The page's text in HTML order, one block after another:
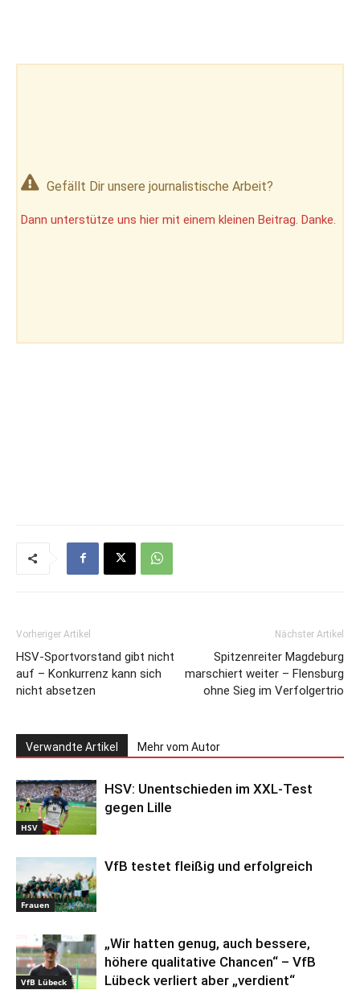
Gefällt Dir unsere journalistische Arbeit?
Dann unterstütze uns hier mit einem kleinen Beitrag. Danke.
Vorheriger Artikel
HSV-Sportvorstand gibt nicht
auf – Konkurrenz kann sich
nicht absetzen
Nächster Artikel
Spitzenreiter Magdeburg
marschiert weiter – Flensburg
ohne Sieg im Verfolgertrio
Verwandte Artikel Mehr vom Autor
HSV
HSV: Unentschieden im XXL-Test
gegen Lille
Frauen
VfB testet fleißig und erfolgreich
VfB Lübeck
„Wir hatten genug, auch bessere,
höhere qualitative Chancen“ – VfB
Lübeck verliert aber „verdient“